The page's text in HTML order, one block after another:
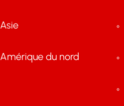
Asie
Amérique du nord